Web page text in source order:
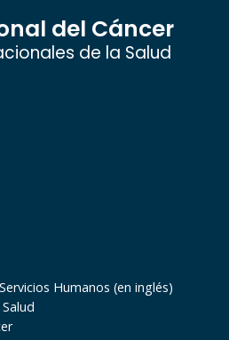
del Cáncer
de la Salud
Humanos (en inglés)